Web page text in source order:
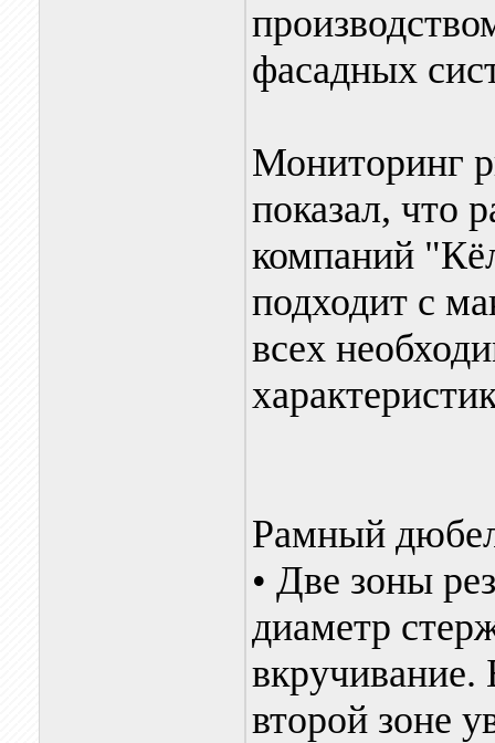
фасадных
Мониторинг
показал, что
компаний
подходит с
всех
Рамный
• Две зоны
диаметр
второй зоне